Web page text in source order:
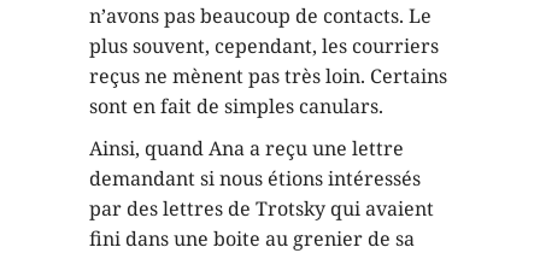
n’avons pas beaucoup de contacts. Le
plus souvent, cependant, les courriers
reçus ne mènent pas très loin. Certains
sont en fait de simples canulars.
Ainsi, quand Ana a reçu une lettre
demandant si nous étions intéressés
par des lettres de Trotsky qui avaient
fini dans une boite au grenier de sa